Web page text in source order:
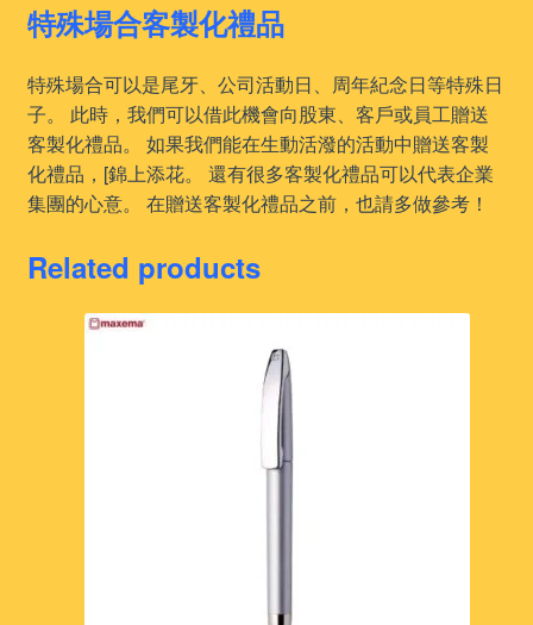
特殊場合客製化禮品
特殊場合可以是尾牙、公司活動日、周年紀念日等特殊日
子。 此時，我們可以借此機會向股東、客戶或員工贈送
客製化禮品。 如果我們能在生動活潑的活動中贈送客製
化禮品，[錦上添花。 還有很多客製化禮品可以代表企業
集團的心意。 在贈送客製化禮品之前，也請多做參考！
Related products